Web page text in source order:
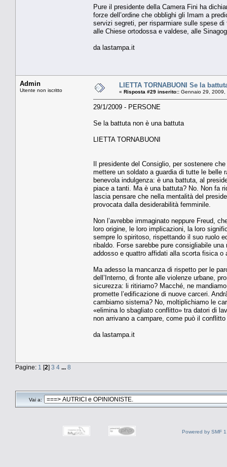
Pure il presidente della Camera Fini ha
forze dell’ordine che obblighi gli Imam a
servizi segreti, per risparmiare sulle spese
alle Chiese ortodossa e valdese, alle
da lastampa.it
Admin
Utente non iscritto
LIETTA TORNABUONI Se la
« Risposta #29 inserito:: Gennaio 29, 2009,
29/1/2009 - PERSONE
Se la battuta non è una battuta
LIETTA TORNABUONI
Il presidente del Consiglio, per sostenere
mettere un soldato a guardia di tutte le belle
benevola indulgenza: è una battuta, al
piace a tanti. Ma è una battuta? No. Non fa
lascia pensare che nella mentalità del
provocata dalla desiderabilità femminile.
Non l’avrebbe immaginato neppure Freud,
loro origine, le loro implicazioni, la loro
sempre lo spiritoso, rispettando il suo ruolo
ribaldo. Forse sarebbe pure consigliabile
addosso e quattro affidati alla scorta fisica o
Ma adesso la mancanza di rispetto per le
dell’Interno, di fronte alle violenze urbane,
sicurezza: li ritiriamo? Macché, ne
promette l’edificazione di nuove carceri.
cambiamo sistema? No, moltiplichiamo le
«elimina lo sbagliato conflitto» tra datori di
non arrivano a campare, come può il
da lastampa.it
Pagine: 1 [2] 3 4 ... 8
Vai a:
Powered by SMF